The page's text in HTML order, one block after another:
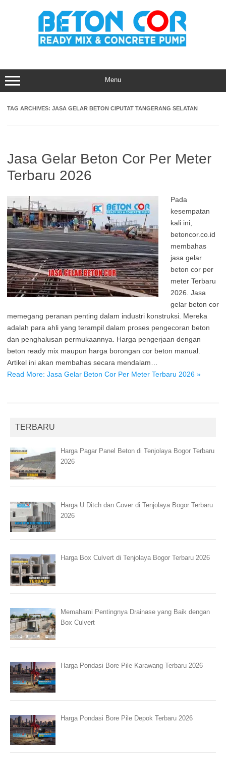
Menu
TAG ARCHIVES: JASA GELAR BETON CIPUTAT TANGERANG SELATAN
Jasa Gelar Beton Cor Per Meter
Terbaru 2026
Pada
kesempatan
kali ini,
betoncor.co.id
membahas
jasa gelar
beton cor per
meter Terbaru
2026. Jasa
gelar beton cor
memegang peranan penting dalam industri konstruksi. Mereka
adalah para ahli yang terampil dalam proses pengecoran beton
dan penghalusan permukaannya. Harga pengerjaan dengan
beton ready mix maupun harga borongan cor beton manual.
Artikel ini akan membahas secara mendalam…
Read More: Jasa Gelar Beton Cor Per Meter Terbaru 2026 »
TERBARU
Harga Pagar Panel Beton di Tenjolaya Bogor Terbaru
2026
Harga U Ditch dan Cover di Tenjolaya Bogor Terbaru
2026
Harga Box Culvert di Tenjolaya Bogor Terbaru 2026
Memahami Pentingnya Drainase yang Baik dengan
Box Culvert
Harga Pondasi Bore Pile Karawang Terbaru 2026
Harga Pondasi Bore Pile Depok Terbaru 2026